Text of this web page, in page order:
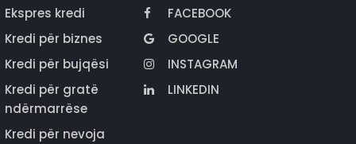
Ekspres kredi
Kredi për biznes
Kredi për bujqësi
Kredi për gratë
ndërmarrëse
Kredi për nevoja
FACEBOOK
GOOGLE
INSTAGRAM
LINKEDIN